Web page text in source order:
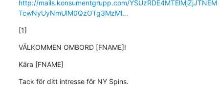
http://mails.konsumentgrupp.com/YSUzRDE4MTElMjZjJTNEM
TcwNyUyNmUlM0QzOTg3MzMl...
[1]
VÄLKOMMEN OMBORD [FNAME]!
Kära [FNAME]
Tack för ditt intresse för NY Spins.